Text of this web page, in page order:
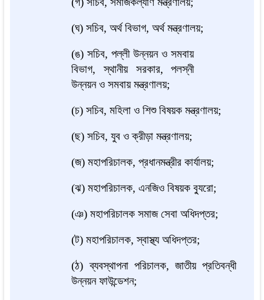
(ঘ) সচিব, অর্থ বিভাগ, অর্থ মন্ত্রণালয়;
(ঙ) সচিব, পল্লী উন্নয়ন ও সমবায়
বিভাগ, স্থানীয় সরকার, পলস্নী
উন্নয়ন ও সমবায় মন্ত্রণালয়;
(চ) সচিব, মহিলা ও শিশু বিষয়ক মন্ত্রণালয়;
(ছ) সচিব, যুব ও ক্রীড়া মন্ত্রণালয়;
(জ) মহাপরিচালক, প্রধানমন্ত্রীর কার্যালয়;
(ঝ) মহাপরিচালক, এনজিও বিষয়ক ব্যুরো;
(ঞ) মহাপরিচালক সমাজ সেবা অধিদপ্তর;
(ট) মহাপরিচালক, স্বাস্থ্য অধিদপ্তর;
(ঠ) ব্যবস্থাপনা পরিচালক, জাতীয় প্রতিবন্ধী
উন্নয়ন ফাউন্ডেশন;